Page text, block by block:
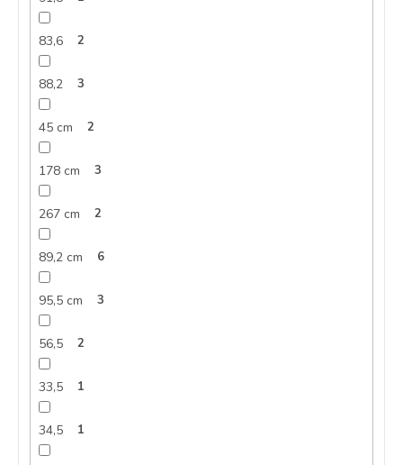
83,6 2
88,2 3
45 cm 2
178 cm 3
267 cm 2
89,2 cm 6
95,5 cm 3
56,5 2
33,5 1
34,5 1